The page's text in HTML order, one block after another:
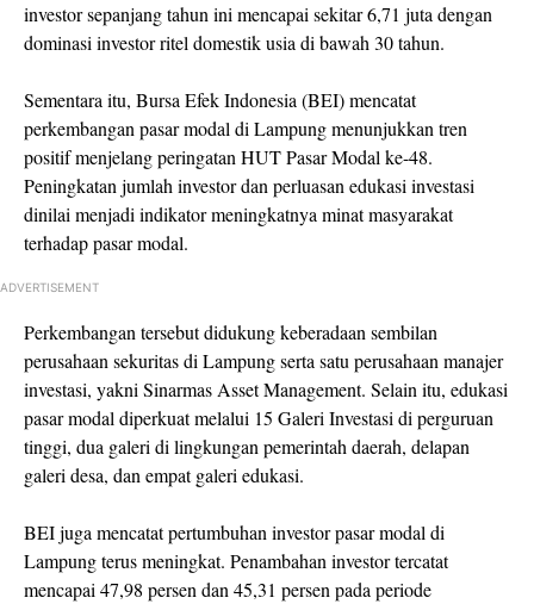
investor sepanjang tahun ini mencapai sekitar 6,71 juta dengan
dominasi investor ritel domestik usia di bawah 30 tahun.
Sementara itu, Bursa Efek Indonesia (BEI) mencatat
perkembangan pasar modal di Lampung menunjukkan tren
positif menjelang peringatan HUT Pasar Modal ke-48.
Peningkatan jumlah investor dan perluasan edukasi investasi
dinilai menjadi indikator meningkatnya minat masyarakat
terhadap pasar modal.
ADVERTISEMENT
Perkembangan tersebut didukung keberadaan sembilan
perusahaan sekuritas di Lampung serta satu perusahaan manajer
investasi, yakniSinarmas Asset Management. Selain itu, edukasi
pasar modal diperkuat melalui 15 Galeri Investasi di perguruan
tinggi, dua galeri di lingkungan pemerintah daerah, delapan
galeri desa, dan empat galeri edukasi.
BEI juga mencatat pertumbuhan investor pasar modal di
Lampung terus meningkat. Penambahan investor tercatat
mencapai 47,98 persen dan 45,31 persen pada periode